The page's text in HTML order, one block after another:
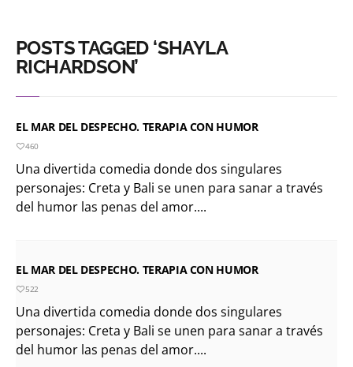
POSTS TAGGED ‘SHAYLA
RICHARDSON’
EL MAR DEL DESPECHO. TERAPIA CON HUMOR
460
Una divertida comedia donde dos singulares
personajes: Creta y Bali se unen para sanar a través
del humor las penas del amor....
EL MAR DEL DESPECHO. TERAPIA CON HUMOR
522
Una divertida comedia donde dos singulares
personajes: Creta y Bali se unen para sanar a través
del humor las penas del amor....